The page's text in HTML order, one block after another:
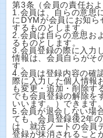
第3条（会員の責任お
1.会員は、自らの意思
にDYMが会員にお知ら
するものとします。
2.会員は自らの意思お
るものとします。
3.会員登録の際に入力
情報は、会員自らがそ
す。
4.会員は登録内容の確
際に入力した個人情報
も変更・追加・削除す
でも会員登録の解除を
いいます。）できます。
5.会員が退会しない場
ても、会員登録後2年
は、就活ノートの会員
登録が抹消されること